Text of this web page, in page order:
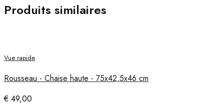
Produits similaires
Vue rapide
Rousseau - Chaise haute - 75x42,5x46 cm
€ 49,00